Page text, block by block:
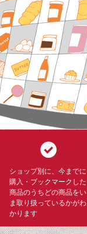
ショップ別に、今までに
購入・ブックマークした
商品のうちどの商品をい
ま取り扱っているかがわ
かります